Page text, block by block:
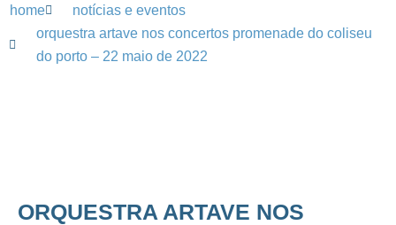
home
notícias e eventos
orquestra artave nos concertos promenade do coliseu
do porto – 22 maio de 2022
ORQUESTRA ARTAVE NOS